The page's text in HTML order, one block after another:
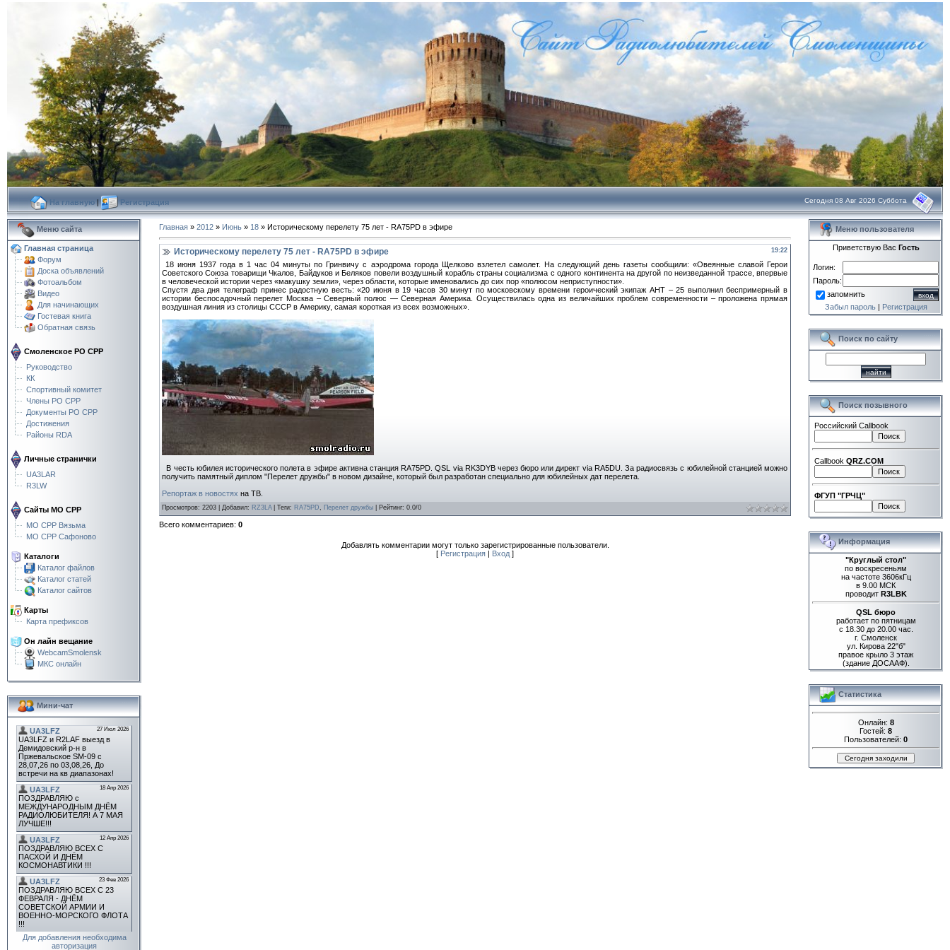
На главную| Регистрация Сегодня 08 Авг 2026 Суббота
Меню сайта
Главная страница
Форум
Доска объявлений
Фотоальбом
Видео
Для начинающих
Гостевая книга
Обратная связь
Смоленское РО СРР
Руководство
КК
Спортивный комитет
Члены РО СРР
Документы РО СРР
Достижения
Районы RDA
Личные странички
UA3LAR
R3LW
Сайты МО СРР
МО СРР Вязьма
МО СРР Сафоново
Каталоги
Каталог файлов
Каталог статей
Каталог сайтов
Карты
Карта префиксов
Он лайн вещание
WebcamSmolensk
МКС онлайн
Мини-чат
Для добавления необходима
авторизация
Главная » 2012 » Июнь » 18 » Историческому перелету 75 лет - RA75PD в эфире
19:22
Историческому перелету 75 лет - RA75PD в эфире
18 июня 1937 года в 1 час 04 минуты по Гринвичу с аэродрома города Щелково взлетел самолет. На следующий день газеты сообщили: «Овеянные славой Герои
Советского Союза товарищи Чкалов, Байдуков и Беляков повели воздушный корабль страны социализма с одного континента на другой по неизведанной трассе, впервые
в человеческой истории через «макушку земли», через области, которые именовались до сих пор «полюсом неприступности».
Спустя два дня телеграф принес радостную весть: «20 июня в 19 часов 30 минут по московскому времени героический экипаж АНТ – 25 выполнил беспримерный в
истории беспосадочный перелет Москва – Северный полюс — Северная Америка. Осуществилась одна из величайших проблем современности – проложена прямая
воздушная линия из столицы СССР в Америку, самая короткая из всех возможных».
В честь юбилея исторического полета в эфире активна станция RA75PD. QSL via RK3DYB через бюро или директ via RA5DU. За радиосвязь с юбилейной станцией можно
получить памятный диплом "Перелет дружбы" в новом дизайне, который был разработан специально для юбилейных дат перелета.
Репортаж в новостях на ТВ.
Просмотров: 2203 Добавил: RZ3LA Теги: RA75PD Перелет дружбы Рейтинг: 0.0/0
Всего комментариев: 0
Добавлять комментарии могут только зарегистрированные пользователи.
[ Регистрация | Вход ]
Меню пользователя
Приветствую Вас Гость
Логин:
Пароль:
запомнить
Забыл пароль| Регистрация
Поиск по сайту
Поиск позывного
Российский Callbook
Callbook QRZ.COM
ФГУП "ГРЧЦ"
Информация
"Круглый стол"
по воскресеньям
на частоте 3606кГц
в 9.00 МСК
проводит R3LBK
QSL бюро
работает по пятницам
с 18.30 до 20.00 час.
г. Смоленск
ул. Кирова 22"б"
правое крыло 3 этаж
(здание ДОСААФ).
Статистика
Онлайн: 8
Гостей: 8
Пользователей: 0